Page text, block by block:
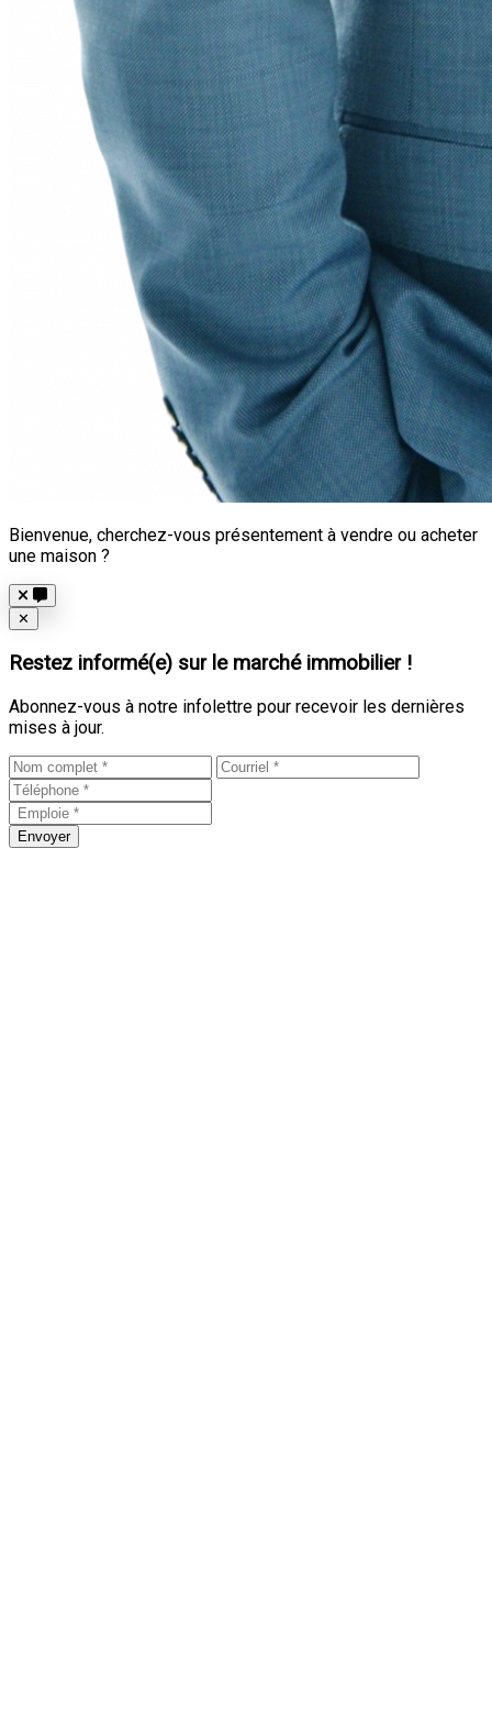
Bienvenue, cherchez-vous présentement à vendre ou acheter
une maison ?
Close
✕
Restez informé(e) sur le marché immobilier !
Abonnez-vous à notre infolettre pour recevoir les dernières
mises à jour.
Envoyer